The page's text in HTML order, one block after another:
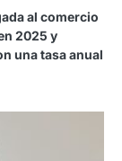
al comercio
2025 y
una tasa anual